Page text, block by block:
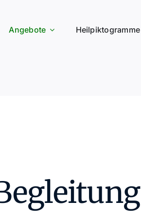
Angebote Heilpiktogramme